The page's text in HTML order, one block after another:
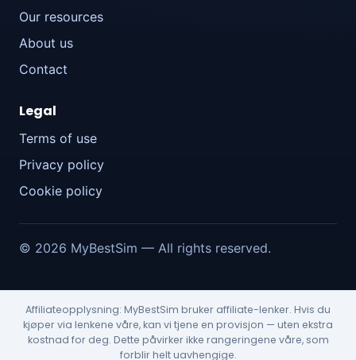
Our resources
About us
Contact
Legal
Terms of use
Privacy policy
Cookie policy
© 2026 MyBestSim — All rights reserved.
Affiliateopplysning: MyBestSim bruker affiliate-lenker. Hvis du
kjøper via lenkene våre, kan vi tjene en provisjon — uten ekstra
kostnad for deg. Dette påvirker ikke rangeringene våre, som
forblir helt uavhengige.